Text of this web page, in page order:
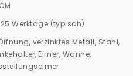
Werktage (typisch)
verzinktes Metall, Stahl,
Eimer, Wanne,